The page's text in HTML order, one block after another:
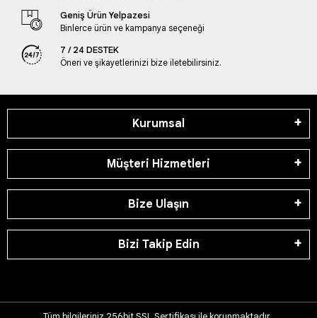
Geniş Ürün Yelpazesi
Binlerce ürün ve kampanya seçeneği
7 / 24 DESTEK
Öneri ve şikayetlerinizi bize iletebilirsiniz.
Kurumsal
Müşteri Hizmetleri
Bize Ulaşın
Bizi Takip Edin